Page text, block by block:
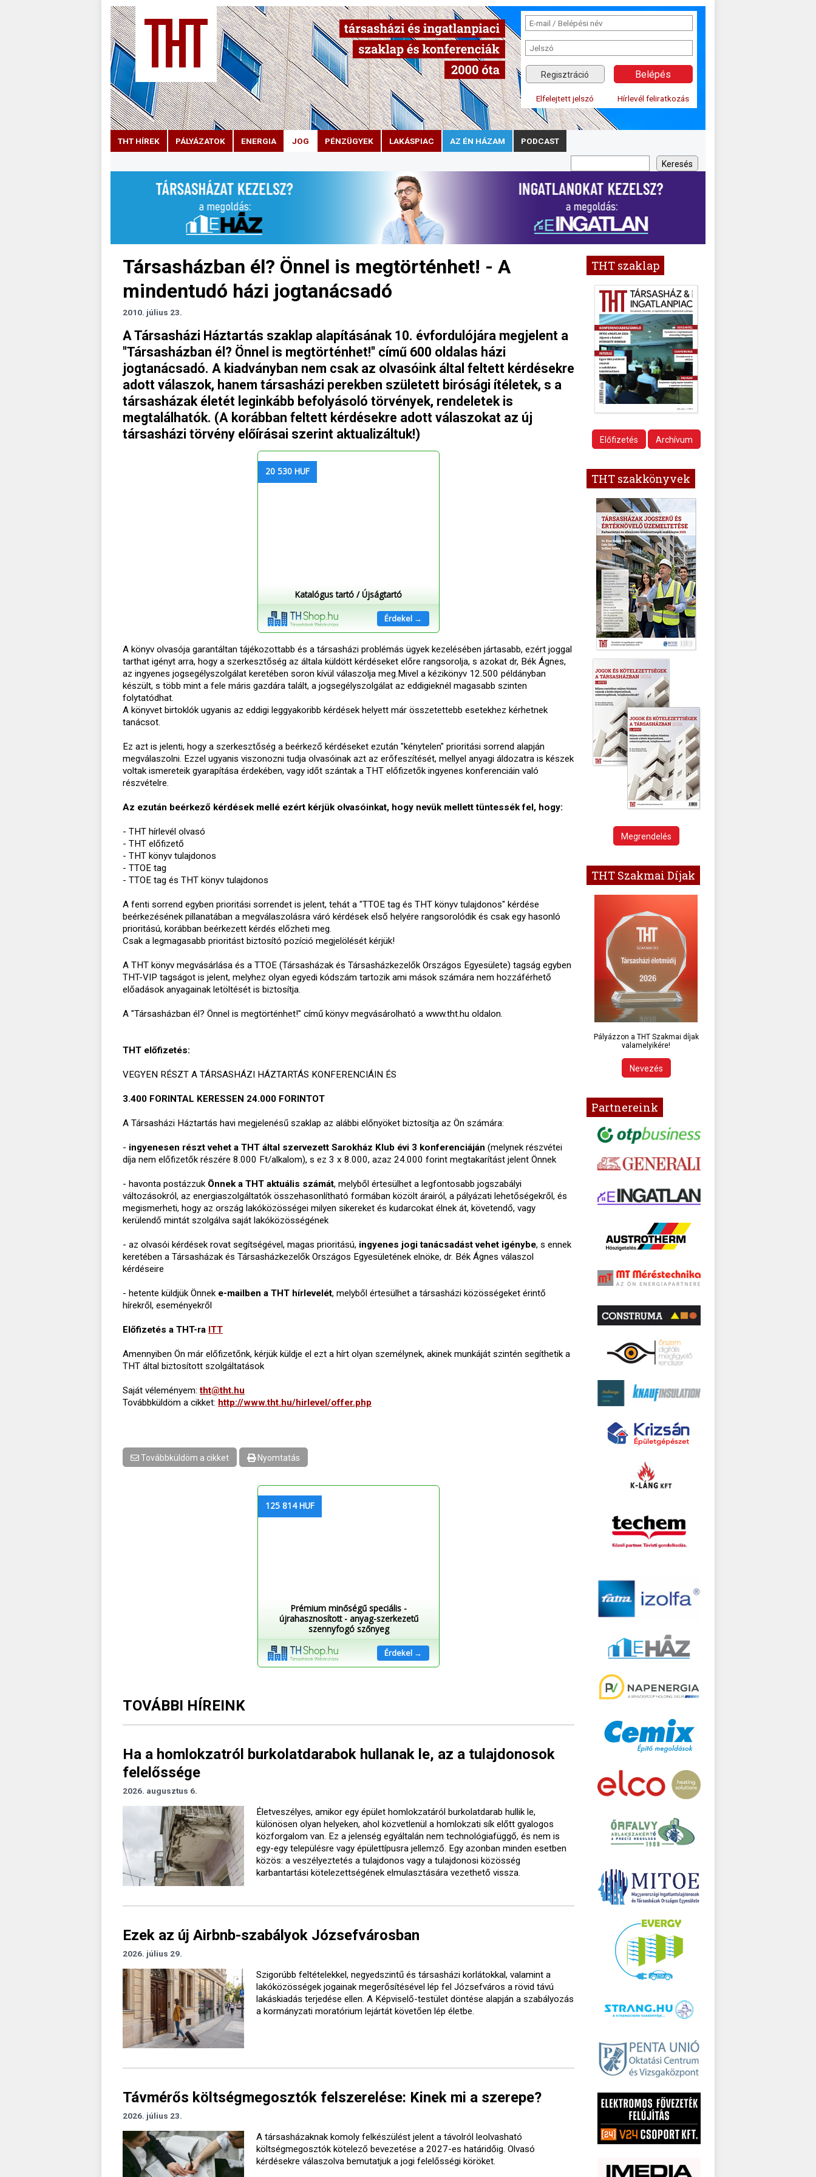
Regisztráció
Elfelejtett jelszó Hírlevél feliratkozás
THT HÍREK PÁLYÁZATOK ENERGIA JOG PÉNZÜGYEK LAKÁSPIAC AZ ÉN HÁZAM PODCAST
Társasházban él? Önnel is megtörténhet! - A
mindentudó házi jogtanácsadó
2010. július 23.
A Társasházi Háztartás szaklap alapításának 10. évfordulójára megjelent a
"Társasházban él? Önnel is megtörténhet!" című 600 oldalas házi
jogtanácsadó. A kiadványban nem csak az olvasóink által feltett kérdésekre
adott válaszok, hanem társasházi perekben született birósági ítéletek, s a
társasházak életét leginkább befolyásoló törvények, rendeletek is
megtalálhatók. (A korábban feltett kérdésekre adott válaszokat az új
társasházi törvény előírásai szerint aktualizáltuk!)
20 530 HUF
Katalógus tartó / Újságtartó
Érdekel →
A könyv olvasója garantáltan tájékozottabb és a társasházi problémás ügyek kezelésében jártasabb, ezért joggal
tarthat igényt arra, hogy a szerkesztőség az általa küldött kérdéseket előre rangsorolja, s azokat dr, Bék Ágnes,
az ingyenes jogsegélyszolgálat keretében soron kívül válaszolja meg.Mivel a kézikönyv 12.500 példányban
készült, s több mint a fele máris gazdára talált, a jogsegélyszolgálat az eddigieknél magasabb szinten
folytatódhat.
A könyvet birtoklók ugyanis az eddigi leggyakoribb kérdések helyett már összetettebb esetekhez kérhetnek
tanácsot.
Ez azt is jelenti, hogy a szerkesztőség a beérkező kérdéseket ezután "kénytelen" prioritási sorrend alapján
megválaszolni. Ezzel ugyanis viszonozni tudja olvasóinak azt az erőfeszítését, mellyel anyagi áldozatra is készek
voltak ismereteik gyarapítása érdekében, vagy időt szántak a THT előfizetők ingyenes konferenciáin való
részvételre.
Az ezután beérkező kérdések mellé ezért kérjük olvasóinkat, hogy nevük mellett tüntessék fel, hogy:
- THT hírlevél olvasó
- THT előfizető
- THT könyv tulajdonos
- TTOE tag
- TTOE tag és THT könyv tulajdonos
A fenti sorrend egyben prioritási sorrendet is jelent, tehát a "TTOE tag és THT könyv tulajdonos" kérdése
beérkezésének pillanatában a megválaszolásra váró kérdések első helyére rangsorolódik és csak egy hasonló
prioritású, korábban beérkezett kérdés előzheti meg.
Csak a legmagasabb prioritást biztosító pozíció megjelölését kérjük!
A THT könyv megvásárlása és a TTOE (Társasházak és Társasházkezelők Országos Egyesülete) tagság egyben
THT-VIP tagságot is jelent, melyhez olyan egyedi kódszám tartozik ami mások számára nem hozzáférhető
előadások anyagainak letöltését is biztosítja.
A "Társasházban él? Önnel is megtörténhet!" című könyv megvásárolható a www.tht.hu oldalon.
THT előfizetés:
VEGYEN RÉSZT A TÁRSASHÁZI HÁZTARTÁS KONFERENCIÁIN ÉS
3.400 FORINTAL KERESSEN 24.000 FORINTOT
A Társasházi Háztartás havi megjelenésű szaklap az alábbi előnyöket biztosítja az Ön számára:
- ingyenesen részt vehet a THT által szervezett Sarokház Klub évi 3 konferenciáján (melynek részvétei
díja nem előfizetők részére 8.000 Ft/alkalom), s ez 3 x 8.000, azaz 24.000 forint megtakarítást jelent Önnek
- havonta postázzuk Önnek a THT aktuális számát, melyből értesülhet a legfontosabb jogszabályi
változásokról, az energiaszolgáltatók összehasonlítható formában közölt árairól, a pályázati lehetőségekről, és
megismerheti, hogy az ország lakóközösségei milyen sikereket és kudarcokat élnek át, követendő, vagy
kerülendő mintát szolgálva saját lakóközösségének
- az olvasói kérdések rovat segítségével, magas prioritású, ingyenes jogi tanácsadást vehet igénybe, s ennek
keretében a Társasházak és Társasházkezelők Országos Egyesületének elnöke, dr. Bék Ágnes válaszol
kérdéseire
- hetente küldjük Önnek e-mailben a THT hírlevelét, melyből értesülhet a társasházi közösségeket érintő
hírekről, eseményekről
Előfizetés a THT-ra ITT
Amennyiben Ön már előfizetőnk, kérjük küldje el ezt a hírt olyan személynek, akinek munkáját szintén segíthetik a
THT által biztosított szolgáltatások
Saját véleményem:tht@tht.hu
Továbbküldöm a cikket: http://www.tht.hu/hirlevel/offer.php
Továbbküldöm a cikket Nyomtatás
125 814 HUF
Prémium minőségű speciális -
újrahasznosított - anyag-szerkezetű
szennyfogó szőnyeg
Érdekel →
TOVÁBBI HÍREINK
Ha a homlokzatról burkolatdarabok hullanak le, az a tulajdonosok
felelőssége
2026. augusztus 6.
Életveszélyes, amikor egy épület homlokzatáról burkolatdarab hullik le,
különösen olyan helyeken, ahol közvetlenül a homlokzati sík előtt gyalogos
közforgalom van. Ez a jelenség egyáltalán nem technológiafüggő, és nem is
egy-egy településre vagy épülettípusra jellemző. Egy azonban minden esetben
közös: a veszélyeztetés a tulajdonos vagy a tulajdonosi közösség
karbantartási kötelezettségének elmulasztására vezethető vissza.
Ezek az új Airbnb-szabályok Józsefvárosban
2026. július 29.
Szigorúbb feltételekkel, negyedszintű és társasházi korlátokkal, valamint a
lakóközösségek jogainak megerősítésével lép fel Józsefváros a rövid távú
lakáskiadás terjedése ellen. A Képviselő-testület döntése alapján a szabályozás
a kormányzati moratórium lejártát követően lép életbe.
Távmérős költségmegosztók felszerelése: Kinek mi a szerepe?
2026. július 23.
A társasházaknak komoly felkészülést jelent a távolról leolvasható
költségmegosztók kötelező bevezetése a 2027-es határidőig. Olvasó
kérdésekre válaszolva bemutatjuk a jogi felelősségi köröket.
THT szaklap
Előfizetés Archívum
THT szakkönyvek
Megrendelés
THT Szakmai Díjak
Pályázzon a THT Szakmai díjak
valamelyikére!
Nevezés
Partnereink